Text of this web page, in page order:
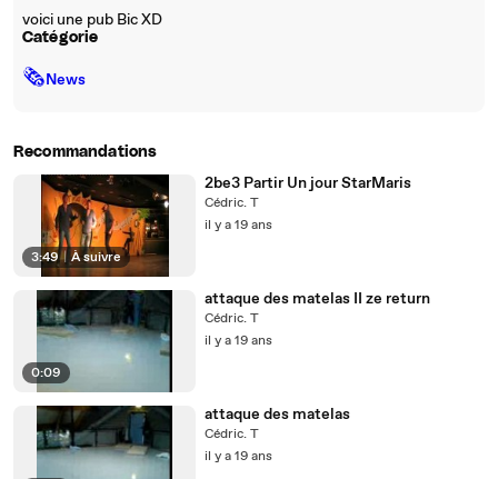
voici une pub Bic XD
Catégorie
🗞News
Recommandations
3:49 | À suivre
2be3 Partir Un jour StarMaris
Cédric. T
il y a 19 ans
0:09
attaque des matelas II ze return
Cédric. T
il y a 19 ans
attaque des matelas
Cédric. T
il y a 19 ans